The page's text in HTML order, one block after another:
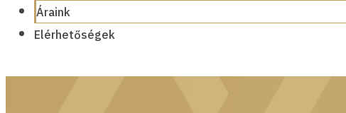
Áraink
Elérhetőségek